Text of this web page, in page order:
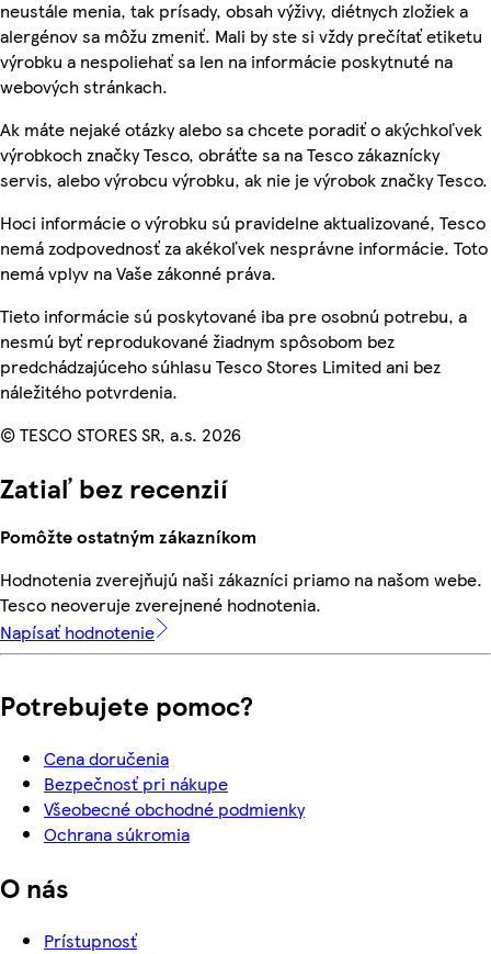
neustále menia, tak prísady, obsah výživy, diétnych zložiek a
alergénov sa môžu zmeniť. Mali by ste si vždy prečítať etiketu
výrobku a nespoliehať sa len na informácie poskytnuté na
webových stránkach.
Ak máte nejaké otázky alebo sa chcete poradiť o akýchkoľvek
výrobkoch značky Tesco, obráťte sa na Tesco zákaznícky
servis, alebo výrobcu výrobku, ak nie je výrobok značky Tesco.
Hoci informácie o výrobku sú pravidelne aktualizované, Tesco
nemá zodpovednosť za akékoľvek nesprávne informácie. Toto
nemá vplyv na Vaše zákonné práva.
Tieto informácie sú poskytované iba pre osobnú potrebu, a
nesmú byť reprodukované žiadnym spôsobom bez
predchádzajúceho súhlasu Tesco Stores Limited ani bez
náležitého potvrdenia.
© TESCO STORES SR, a.s. 2026
Zatiaľ bez recenzií
Pomôžte ostatným zákazníkom
Hodnotenia zverejňujú naši zákazníci priamo na našom webe.
Tesco neoveruje zverejnené hodnotenia.
Napísať hodnotenie
Potrebujete pomoc?
Cena doručenia
Bezpečnosť pri nákupe
Všeobecné obchodné podmienky
Ochrana súkromia
O nás
Prístupnosť